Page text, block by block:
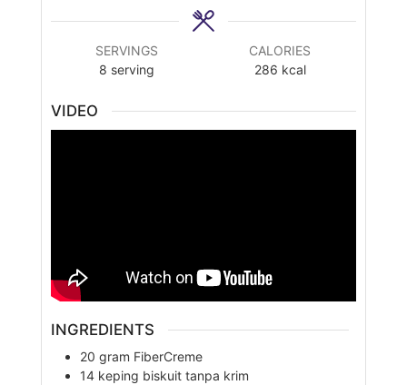
SERVINGS
8 serving
CALORIES
286 kcal
VIDEO
INGREDIENTS
20 gram FiberCreme
14 keping biskuit tanpa krim